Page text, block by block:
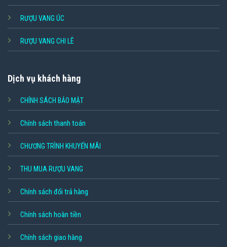
RƯỢU VANG ÚC
RƯỢU VANG CHI LÊ
Dịch vụ khách hàng
CHÍNH SÁCH BẢO MẬT
Chính sách thanh toán
CHƯƠNG TRÌNH KHUYẾN MÃI
THU MUA RƯỢU VANG
Chính sách đổi trả hàng
Chính sách hoàn tiền
Chính sách giao hàng